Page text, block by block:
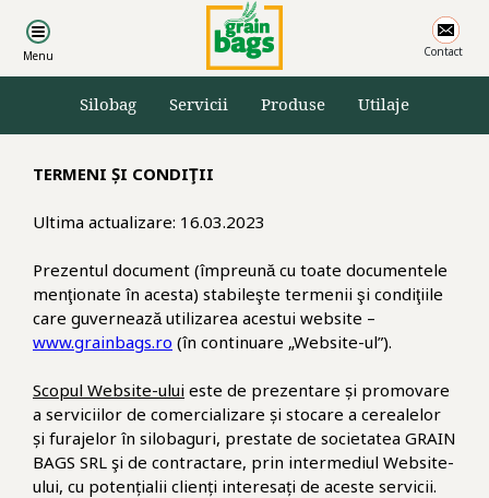
Contact
Alte produse
Utilaje
Încărcătoare cereale
Descărcătoare cereale
Uscătoare cereale
Mori crimping
Încărcătoare furaje
Remorci cereale
Silobag Servicii Produse Utilaje
TERMENI ȘI CONDIŢII
Ultima actualizare: 16.03.2023
Prezentul document (împreună cu toate documentele
menţionate în acesta) stabileşte termenii şi condiţiile
care guvernează utilizarea acestui website –
www.grainbags.ro (în continuare „Website-ul”).
Scopul Website-ului este de prezentare și promovare
a serviciilor de comercializare și stocare a cerealelor
și furajelor în silobaguri, prestate de societatea GRAIN
BAGS SRL şi de contractare, prin intermediul Website-
ului, cu potențialii clienți interesați de aceste servicii.